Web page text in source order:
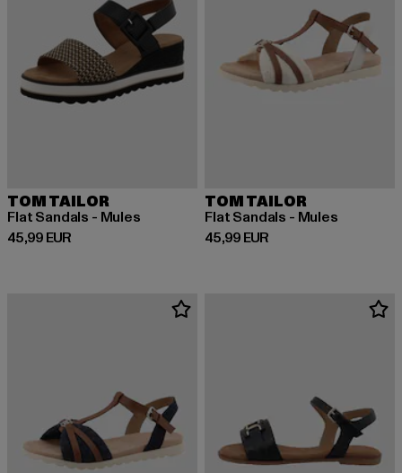
TOM TAILOR
Flat Sandals - Mules
45,99 EUR
Derzeitiger Preis: 45,99 EUR
TOM TAILOR
Flat Sandals - Mules
45,99 EUR
Derzeitiger Preis: 45,99 EUR